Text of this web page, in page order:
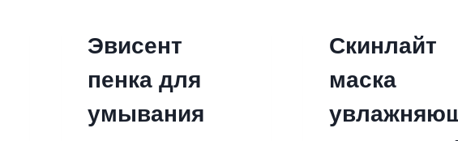
Эвисент
пенка для
умывания
Скинлайт
маска